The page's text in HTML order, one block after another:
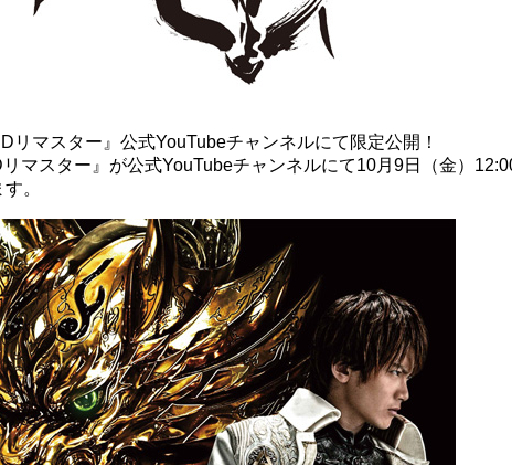
リマスター』公式YouTubeチャンネルにて限定公開！
リマスター』が公式YouTubeチャンネルにて10月9日（金）
。